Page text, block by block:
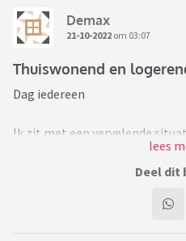
Demax
21-10-2022 om 03:07
Thuiswonend en
Dag iedereen
Ik zit met een vervelende
van drie zonen die nog
alleenstaande moeder. Eén
komt in het weekend naar
vanalles: ik onderhoud de vrij
Deel dit